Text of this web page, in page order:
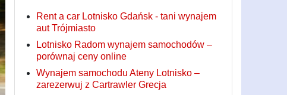
Rent a car Lotnisko Gdańsk - tani wynajem
aut Trójmiasto
Lotnisko Radom wynajem samochodów –
porównaj ceny online
Wynajem samochodu Ateny Lotnisko –
zarezerwuj z Cartrawler Grecja